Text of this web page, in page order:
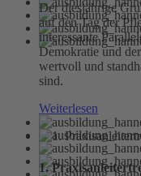
Der diesjährige
auf den Tag der
interessante
Demokratie und
wertvoll und
sind.
Weiterlesen
1.